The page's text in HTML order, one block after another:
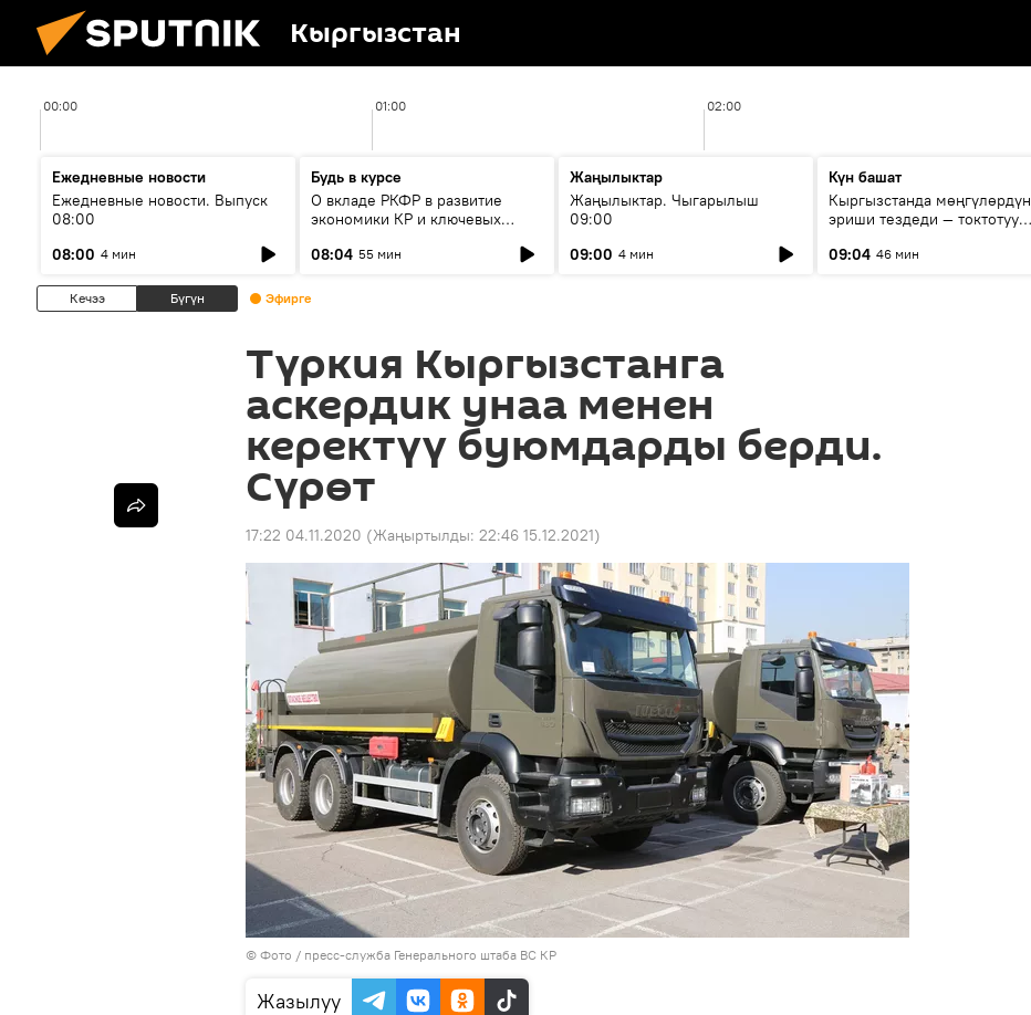
Кыргызстан
00:00 01:00 02:00
Ежедневные новости
Ежедневные новости. Выпуск
08:00
08:00 4 мин
Будь в курсе
О вкладе РКФР в развитие
экономики КР и ключевых
08:04 55 мин
Жаңылыктар
Жаңылыктар. Чыгарылыш
09:00
09:00 4 мин
Күн башат
Кыргызстанда мөңгүлөрдүн
эриши тездеди — токтотуу
09:04 46 мин
Кечээ Бүгүн Эфирге
Түркия Кыргызстанга
аскердик унаа менен
керектүү буюмдарды берди.
Сүрөт
17:22 04.11.2020 (Жаңыртылды: 22:46 15.12.2021)
© Фото / пресс-служба Генерального штаба ВС КР
Жазылуу